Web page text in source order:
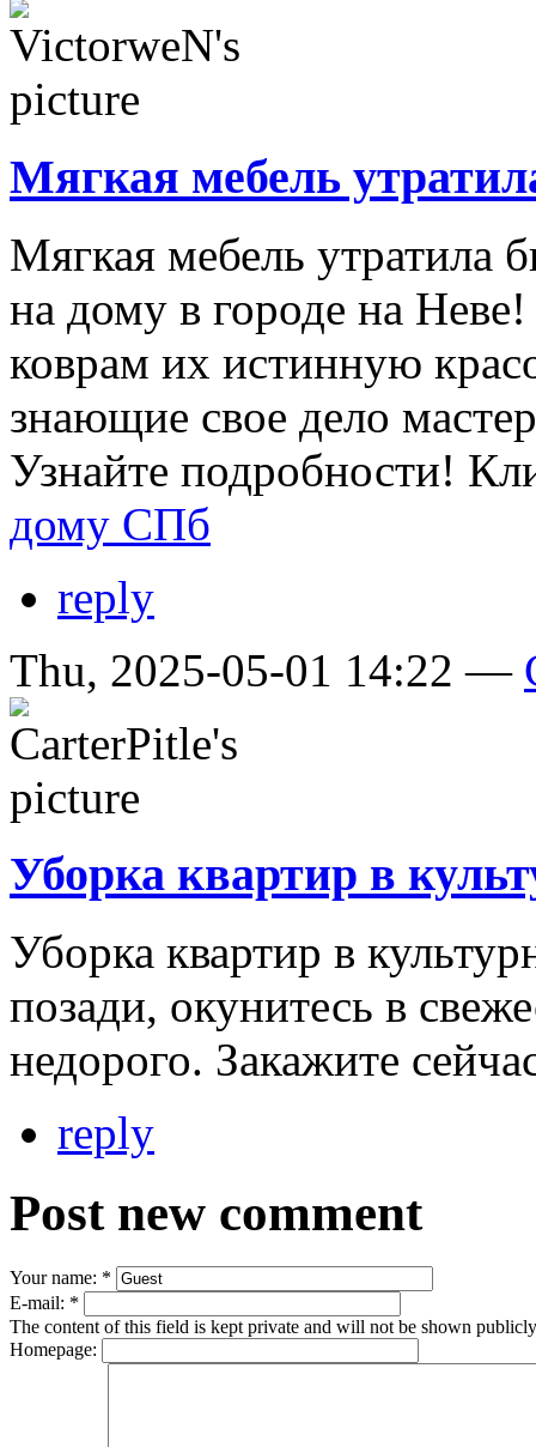
Мягкая мебель
Мягкая мебель утратила
на дому в городе на
коврам их истинную
знающие свое дело
Узнайте подробности!
дому СПб
reply
Thu, 2025-05-01 14:22 —
Уборка квартир в
Уборка квартир в
позади, окунитесь в
недорого. Закажите
reply
Post new comment
Your name: *
E-mail: *
The content of this field is kept private and will not be shown
Homepage: